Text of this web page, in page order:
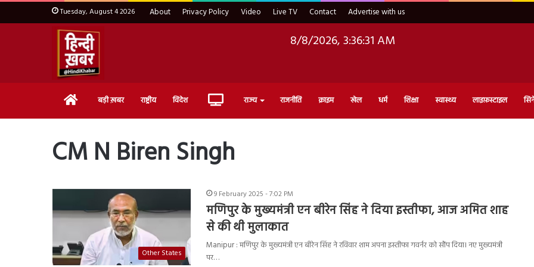
Tuesday, August 4 2026 About Privacy Policy Video Live TV Contact Advertise with us
8/8/2026, 3:36:32 AM
Home बड़ी ख़बर राष्ट्रीय विदेश Live राज्य राजनीति क्राइम खेल धर्म शिक्षा स्वास्थ्य लाइफ़स्टाइल
CM N Biren Singh
Other States
9 February 2025 - 7:02 PM
मणिपुर के मुख्यमंत्री एन बीरेन सिंह ने दिया इस्तीफा, आज अमित शाह
से की थी मुलाकात
Manipur : मणिपुर के मुख्यमंत्री एन बीरेन सिंह ने रविवार शाम अपना इस्तीफा गवर्नर को सौंप दिया। नए मुख्यमंत्री
पर…